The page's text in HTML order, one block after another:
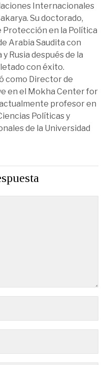
Internacionales
Su doctorado,
en la Política
Arabia Saudita con
Rusia después de la
con éxito.
como Director de
en el Mokha Center for
profesor en
Políticas y
de la Universidad